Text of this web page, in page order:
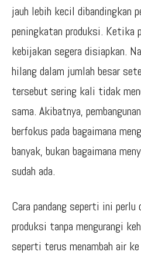
jauh lebih kecil dibandingkan
peningkatan produksi. Ketika
kebijakan segera disiapkan.
hilang dalam jumlah besar
tersebut sering kali tidak
sama. Akibatnya,
berfokus pada bagaimana
banyak, bukan bagaimana
sudah ada.
Cara pandang seperti ini
produksi tanpa mengurangi
seperti terus menambah air ke